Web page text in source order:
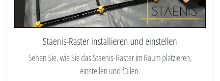
Staenis-Raster installieren und einstellen
Sehen Sie, wie Sie das Staenis-Raster im Raum platzieren,
einstellen und füllen.